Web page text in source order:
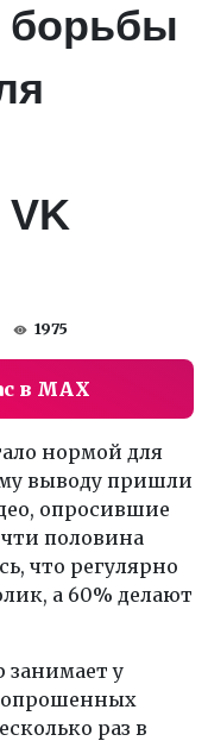
борьбы
1975
в MAX
нормой для
выводу пришли
опросившие
половина
что регулярно
а 60% делают
занимает у
опрошенных
раз в